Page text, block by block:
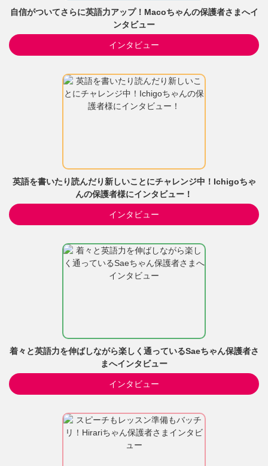
自信がついてさらに英語力アップ！Macoちゃんの保護者さまへイ
ンタビュー
インタビュー
英語を書いたり読んだり新しいことにチャレンジ中！Ichigoちゃ
んの保護者様にインタビュー！
インタビュー
着々と英語力を伸ばしながら楽しく通っているSaeちゃん保護者さ
まへインタビュー
インタビュー